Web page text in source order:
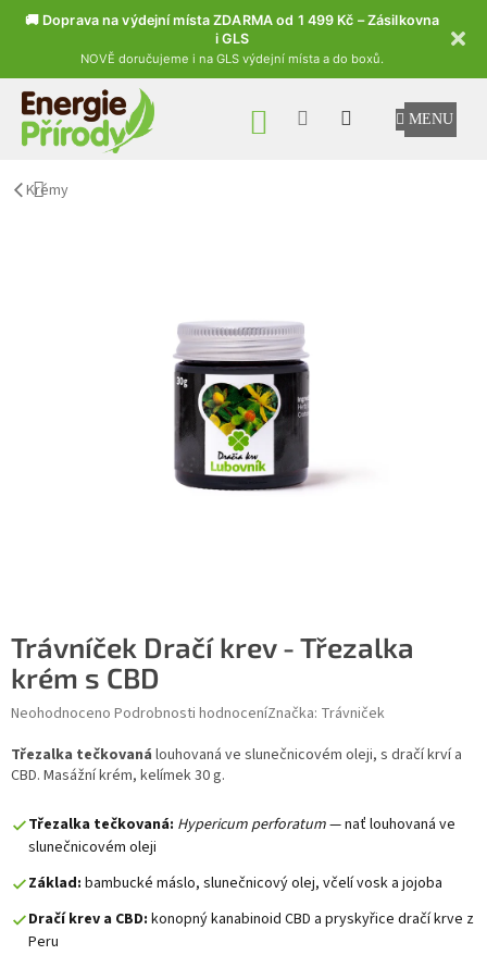
🚚 Doprava na výdejní místa ZDARMA od 1 499 Kč – Zásilkovna
i GLS
NOVĚ doručujeme i na GLS výdejní místa a do boxů.
Přejít na obsah
NÁKUPNÍ KOŠÍK
Krémy
Trávníček Dračí krev - Třezalka
krém s CBD
Průměrné hodnocení produktu je 0,0 z 5 hvězdiček.
Neohodnoceno Podrobnosti hodnoceníZnačka: Trávniček
Třezalka tečkovaná louhovaná ve slunečnicovém oleji, s dračí krví a
CBD. Masážní krém, kelímek 30 g.
Třezalka tečkovaná: Hypericum perforatum— nať louhovaná ve
slunečnicovém oleji
Základ: bambucké máslo, slunečnicový olej, včelí vosk a jojoba
Dračí krev a CBD: konopný kanabinoid CBD a pryskyřice dračí krve z
Peru